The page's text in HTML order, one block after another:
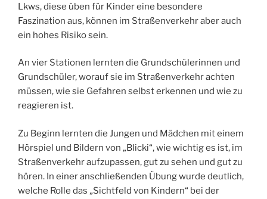
Lkws, diese üben für Kinder eine besondere
Faszination aus, können im Straßenverkehr aber auch
ein hohes Risiko sein.
An vier Stationen lernten die Grundschülerinnen und
Grundschüler, worauf sie im Straßenverkehr achten
müssen, wie sie Gefahren selbst erkennen und wie zu
reagieren ist.
Zu Beginn lernten die Jungen und Mädchen mit einem
Hörspiel und Bildern von „Blicki“, wie wichtig es ist, im
Straßenverkehr aufzupassen, gut zu sehen und gut zu
hören. In einer anschließenden Übung wurde deutlich,
welche Rolle das „Sichtfeld von Kindern“ bei der